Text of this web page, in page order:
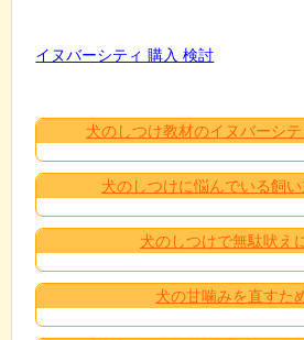
イヌバーシティ 購入 検討
犬のしつけ教材のイヌバーシ
犬のしつけに悩んでいる飼
犬のしつけで無駄吠え
犬の甘噛みを直すた